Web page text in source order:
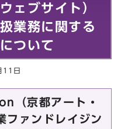
ェブサイト）
業務に関する
ついて
11日
京都アート・
ファンドレイジン